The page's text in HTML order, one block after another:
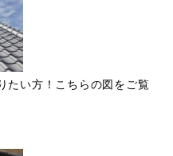
たい方！こちらの図をご覧